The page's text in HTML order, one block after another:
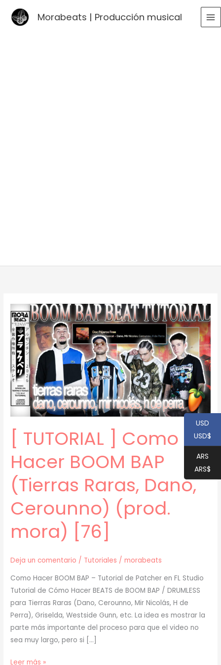
Morabeats | Producción musical
[ TUTORIAL ] Como
Hacer BOOM BAP
(Tierras Raras, Dano,
Cerounno) (prod.
mora) [76]
Deja un comentario / Tutoriales /morabeats
Como Hacer BOOM BAP – Tutorial de Patcher en FL Studio
Tutorial de Cómo Hacer BEATS de BOOM BAP / DRUMLESS
para Tierras Raras (Dano, Cerounno, Mir Nicolás, H de
Perra), Griselda, Westside Gunn, etc. La idea es mostrar la
parte más importante del proceso para que el video no
sea muy largo, pero si […]
[
Leer más »
USD
USD$
ARS
ARS$